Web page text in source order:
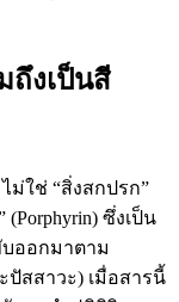
ถึงเป็นสี
ม่ใช่ “สิ่งสกปรก”
ซึ่งเป็น
ออกมาตาม
สสาวะ) เมื่อสารนี้